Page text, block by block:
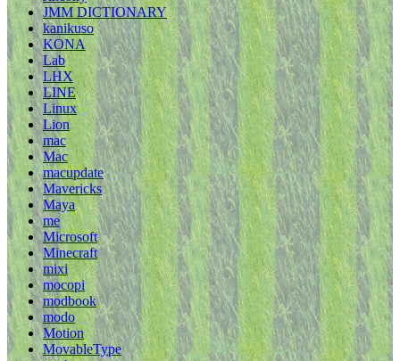
JMM DICTIONARY
kanikuso
KONA
Lab
LHX
LINE
Linux
Lion
mac
Mac
macupdate
Mavericks
Maya
me
Microsoft
Minecraft
mixi
mocopi
modbook
modo
Motion
MovableType